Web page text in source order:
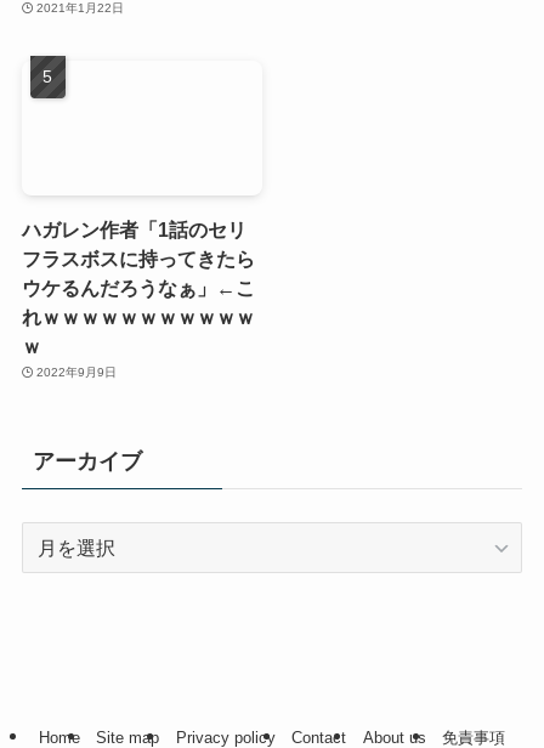
2021年1月22日
ハガレン作者「1話のセリ
フラスボスに持ってきたら
ウケるんだろうなぁ」←こ
れｗｗｗｗｗｗｗｗｗｗｗ
ｗ
2022年9月9日
アーカイブ
Home Site map Privacy policy Contact About us 免責事項